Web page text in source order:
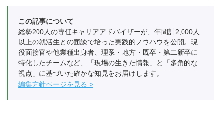
この記事について
総勢200人の専任キャリアアドバイザーが、年間計2,000人
以上の就活生との面談で培った実践的ノウハウを公開。現
役面接官や他業種出身者、理系・地方・既卒・第二新卒に
特化したチームなど、「現場の生きた情報」と「多角的な
視点」に基づいた確かな知見をお届けします。
編集方針ページを見る